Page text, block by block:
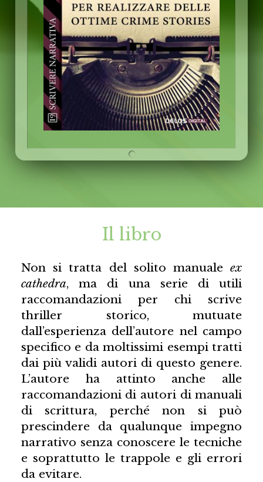
Il libro
Non si tratta del solito manualeex
cathedra, ma di una serie di utili
raccomandazioni per chi scrive
thriller storico, mutuate
dall’esperienza dell’autore nel campo
specifico e da moltissimi esempi tratti
dai più validi autori di questo genere.
L’autore ha attinto anche alle
raccomandazioni di autori di manuali
di scrittura, perché non si può
prescindere da qualunque impegno
narrativo senza conoscere le tecniche
e soprattutto le trappole e gli errori
da evitare.